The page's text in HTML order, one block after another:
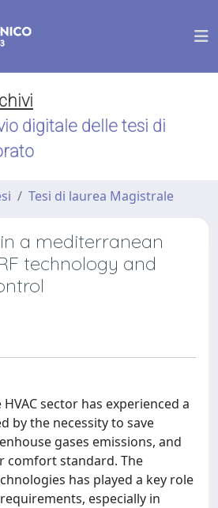
digitale delle tesi di
Tesi di laurea Magistrale
a mediterranean
technology and
sector has experienced a
by the necessity to save
gases emissions, and
comfort standard. The
has played a key role
especially in